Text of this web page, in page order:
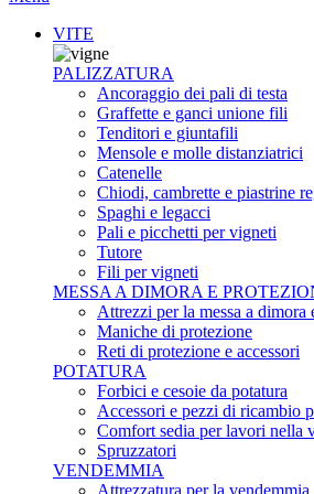
VITE
PALIZZATURA
Ancoraggio dei pali di testa
Graffette e ganci unione fili
Tenditori e giuntafili
Mensole e molle distanziatrici
Catenelle
Chiodi, cambrette e piastrine
Spaghi e legacci
Pali e picchetti per vigneti
Tutore
Fili per vigneti
MESSA A DIMORA E
Attrezzi per la messa a
Maniche di protezione
Reti di protezione e accessori
POTATURA
Forbici e cesoie da potatura
Accessori e pezzi di ricambio
Comfort sedia per lavori nella
Spruzzatori
VENDEMMIA
Attrezzatura per la vendemmia